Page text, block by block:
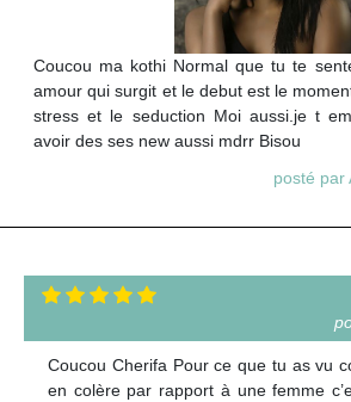
Coucou ma kothi Normal que tu te
amour qui surgit et le debut est le
stress et le seduction Moi aussi.je t
avoir des ses new aussi mdrr Bisou
posté par
Coucou Cherifa Pour ce que tu as vu
en colère par rapport à une femme